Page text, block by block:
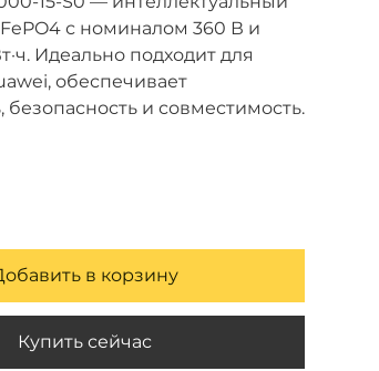
с номиналом 360 В и
Идеально подходит для
обеспечивает
безопасность и совместимость.
в корзину
Купить сейчас